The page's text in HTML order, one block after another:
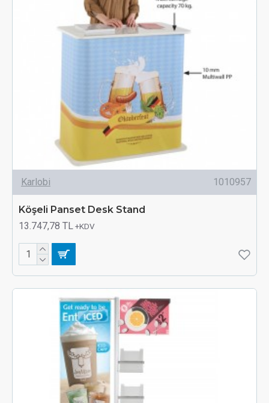
Karlobi 1010957
Köşeli Panset Desk Stand
13.747,78 TL+KDV